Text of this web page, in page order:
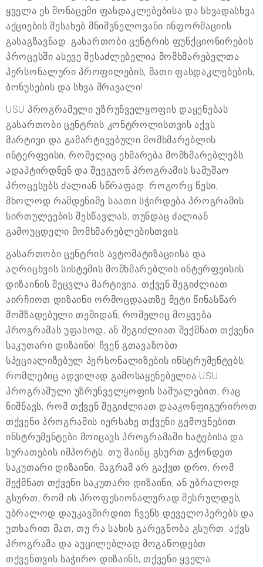
ყველა ეს მონაცემი ფასდაკლებებისა და სხვადასხვა
აქციების შესახებ მნიშვნელოვანი ინფორმაციის
გასაგზავნად. გასართობი ცენტრის ფუნქციონირების
პროცესში ასევე შესაძლებელია მომხმარებელთა
პერსონალური პროფილების, მათი ფასდაკლებების,
ბონუსების და სხვა მრავალი!
USU პროგრამული უზრუნველყოფის დაყენებას
გასართობი ცენტრის კონტროლისთვის აქვს
მარტივი და გამარტივებული მომხმარებლის
ინტერფეისი, რომელიც ეხმარება მომხმარებლებს
ადაპტირდნენ და შეეგუონ პროგრამის სამუშაო
პროცესებს ძალიან სწრაფად. როგორც წესი,
მხოლოდ რამდენიმე საათი სჭირდება პროგრამის
სირთულეების შესწავლას, თუნდაც ძალიან
გამოუცდელი მომხმარებლებისთვის.
გასართობი ცენტრის ავტომატიზაციისა და
აღრიცხვის სისტემის მომხმარებლის ინტერფეისის
დიზაინის შეცვლა მარტივია. თქვენ შეგიძლიათ
აირჩიოთ დიზაინი ორმოცდაათზე მეტი წინასწარ
მომზადებული თემიდან, რომელიც მოყვება
პროგრამას უფასოდ, ან შეგიძლიათ შექმნათ თქვენი
საკუთარი დიზაინი! ჩვენ გთავაზობთ
სპეციალიზებულ პერსონალიზების ინსტრუმენტებს,
რომლებიც ადვილად გამოსაყენებელია USU
პროგრამული უზრუნველყოფის საშუალებით, რაც
ნიშნავს, რომ თქვენ შეგიძლიათ დააკონფიგურიროთ
თქვენი პროგრამის იერსახე თქვენი გემოვნებით.
ინსტრუმენტები მოიცავს პროგრამაში ხატებისა და
სურათების იმპორტს. თუ მაინც გსურთ გქონდეთ
საკუთარი დიზაინი, მაგრამ არ გაქვთ დრო, რომ
შექმნათ თქვენი საკუთარი დიზაინი, ან უბრალოდ
გსურთ, რომ ის პროფესიონალურად შესრულდეს,
უბრალოდ დაუკავშირდით ჩვენს დეველოპერებს და
უთხარით მათ, თუ რა სახის გარეგნობა გსურთ. აქვს
პროგრამა და აუცილებლად მოგაწოდებთ
თქვენთვის საჭირო დიზაინს, თქვენი ყველა